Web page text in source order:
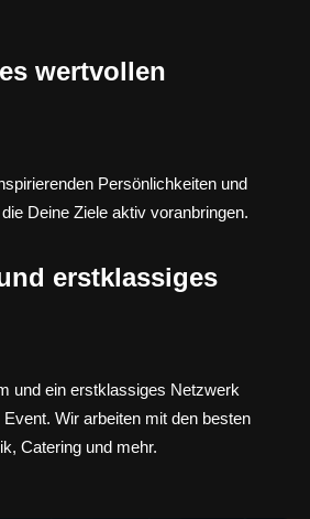
wertvollen
Persönlichkeiten und
Deine Ziele aktiv voranbringen.
erstklassiges
und ein erstklassiges Netzwerk
Wir arbeiten mit den besten
Catering und mehr.